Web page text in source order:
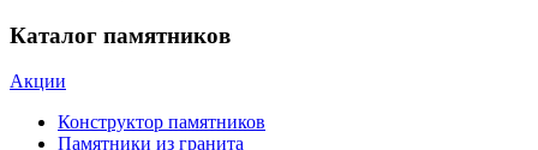
Каталог памятников
Акции
Конструктор памятников
Памятники из гранита